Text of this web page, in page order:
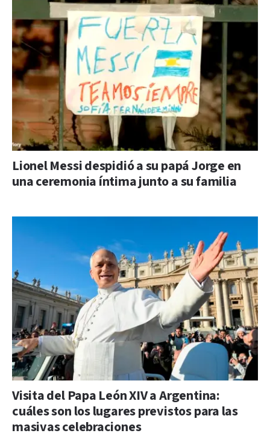
Lionel Messi despidió a su papá Jorge en
una ceremonia íntima junto a su familia
Visita del Papa León XIV a Argentina:
cuáles son los lugares previstos para las
masivas celebraciones